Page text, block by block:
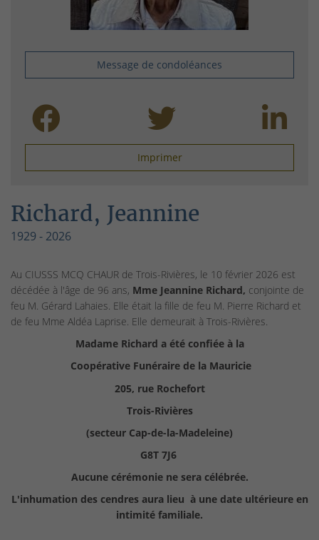
Message de condoléances
Imprimer
Richard, Jeannine
1929 - 2026
Au CIUSSS MCQ CHAUR de Trois-Rivières, le 10 février 2026 est
décédée à l'âge de 96 ans, Mme Jeannine Richard, conjointe de
feu M. Gérard Lahaies. Elle était la fille de feu M. Pierre Richard et
de feu Mme Aldéa Laprise. Elle demeurait à Trois-Rivières.
Madame Richard a été confiée à la
Coopérative Funéraire de la Mauricie
205, rue Rochefort
Trois-Rivières
(secteur Cap-de-la-Madeleine)
G8T 7J6
Aucune cérémonie ne sera célébrée.
L'inhumation des cendres aura lieu à une date ultérieure en
intimité familiale.